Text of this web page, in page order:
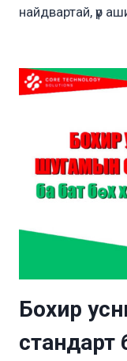
найдвартай, үр
Бохир
стандарт